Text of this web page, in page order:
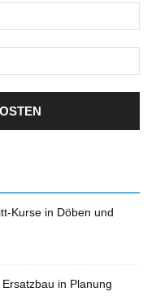
Kurse in Döben und
in Planung